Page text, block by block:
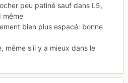
peu patiné sauf dans L5,
même
bien plus espacé: bonne
même s'il y a mieux dans le